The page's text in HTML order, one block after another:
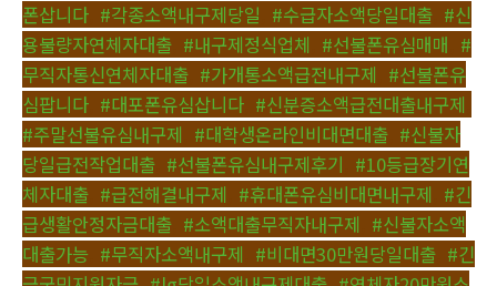
폰삽니다 #각종소액내구제당일 #수급자소액당일대출 #신
용불량자연체자대출 #내구제정식업체 #선불폰유심매매 #
무직자통신연체자대출 #가개통소액급전내구제 #선불폰유
심팝니다 #대포폰유심삽니다 #신분증소액급전대출내구제
#주말선불유심내구제 #대학생온라인비대면대출 #신불자
당일급전작업대출 #선불폰유심내구제후기 #10등급장기연
체자대출 #급전해결내구제 #휴대폰유심비대면내구제 #긴
급생활안정자금대출 #소액대출무직자내구제 #신불자소액
대출가능 #무직자소액내구제 #비대면30만원당일대출 #긴